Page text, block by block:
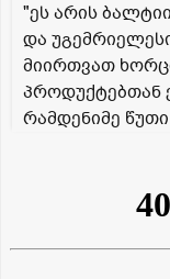
"ეს არის
და
მიირთვათ
პროდუქტებთან
რამდენიმე